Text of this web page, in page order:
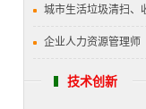
城市生活垃圾清扫、
企业人力资源管理师
技术创新